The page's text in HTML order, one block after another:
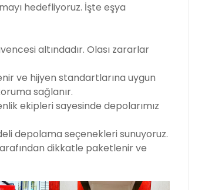
hedefliyoruz. İşte eşya
altındadır. Olası zararlar
ve hijyen standartlarına uygun
sağlanır.
ekipleri sayesinde depolarımız
depolama seçenekleri sunuyoruz.
dikkatle paketlenir ve